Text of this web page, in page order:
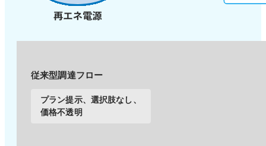
従来型調達フロー
プラン提示、選択肢なし、
価格不透明